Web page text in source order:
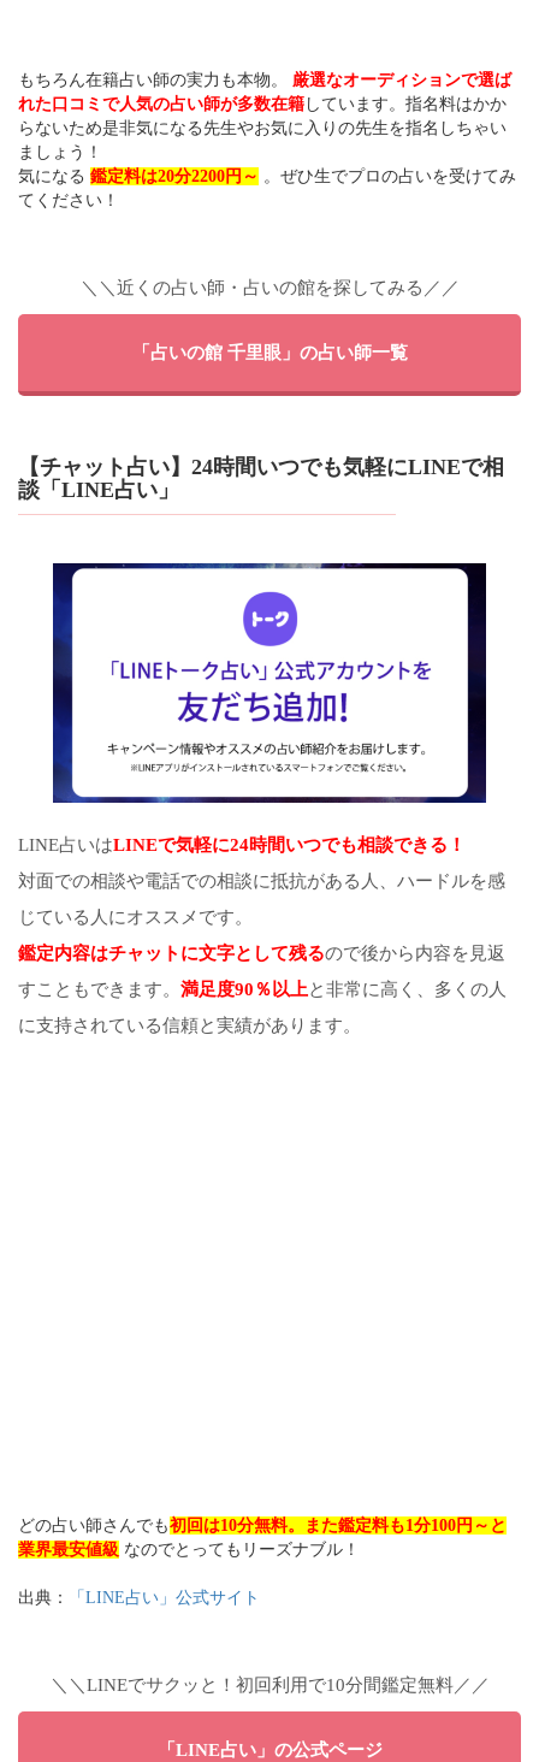
もちろん在籍占い師の実力も本物。
厳選なオーディションで選ば
れた口コミで人気の占い師が多数在籍 しています。指名料はかか
らないため是非気になる先生やお気に入りの先生を指名しちゃい
ましょう！
気になる 鑑定料は20分2200円～ 。ぜひ生でプロの占いを受けてみ
てください！
＼＼近くの占い師・占いの館を探してみる／／
「占いの館 千里眼」の占い師一覧
【チャット占い】24時間いつでも気軽にLINEで相
談「LINE占い」
LINE占いはLINEで気軽に24時間いつでも相談できる！
対面での相談や電話での相談に抵抗がある人、ハードルを感
じている人にオススメです。
鑑定内容はチャットに文字として残るので後から内容を見返
すこともできます。 満足度90％以上と非常に高く、多くの人
に支持されている信頼と実績があります。
どの占い師さんでも初回は10分無料。また鑑定料も1分100円～と
業界最安値級 なのでとってもリーズナブル！
出典： 「LINE占い」公式サイト
＼＼LINEでサクッと！初回利用で10分間鑑定無料／／
「LINE占い」の公式ページ